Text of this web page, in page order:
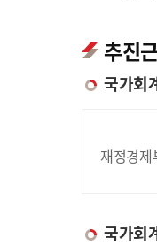
추진
국가회
재정경
국가회